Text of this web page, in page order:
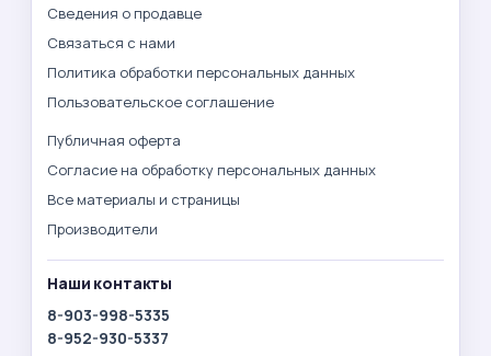
Сведения о продавце
Связаться с нами
Политика обработки персональных данных
Пользовательское соглашение
Публичная оферта
Согласие на обработку персональных данных
Все материалы и страницы
Производители
Наши контакты
8-903-998-5335
8-952-930-5337